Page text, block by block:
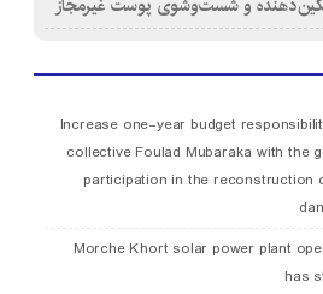
Increase one-year budget
collective Foulad Mubaraka with the
participation in the reconstruction
Morche Khort solar power plant
has